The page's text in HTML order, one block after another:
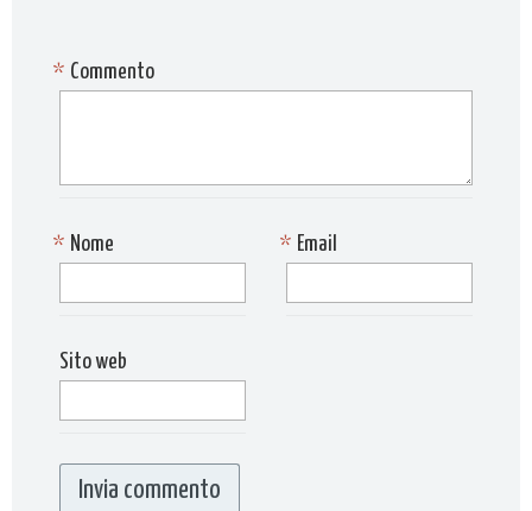
Commento
*
Nome
* Email
*
Sito web